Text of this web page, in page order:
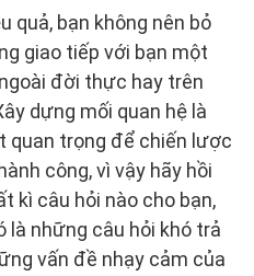
quả, bạn không nên bỏ
giao tiếp với bạn một
đời thực hay trên
dựng mối quan hệ là
quan trọng để chiến lược
công, vì vậy hãy hồi
kì câu hỏi nào cho bạn,
là những câu hỏi khó trả
vấn đề nhạy cảm của